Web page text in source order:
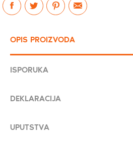
OPIS PROIZVODA
ISPORUKA
DEKLARACIJA
UPUTSTVA